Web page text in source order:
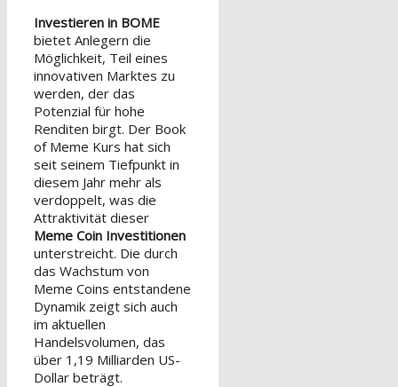
Investieren in BOME
bietet Anlegern die
Möglichkeit, Teil eines
innovativen Marktes zu
werden, der das
Potenzial für hohe
Renditen birgt. Der Book
of Meme Kurs hat sich
seit seinem Tiefpunkt in
diesem Jahr mehr als
verdoppelt, was die
Attraktivität dieser
Meme Coin Investitionen
unterstreicht. Die durch
das Wachstum von
Meme Coins entstandene
Dynamik zeigt sich auch
im aktuellen
Handelsvolumen, das
über 1,19 Milliarden US-
Dollar beträgt.